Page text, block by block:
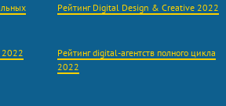
Рейтинг Digital Design & Creative 2022
2022
Рейтинг digital-агентств полного цикла
2022